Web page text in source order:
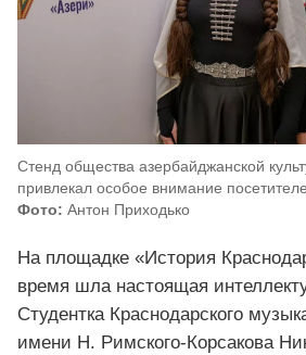
Стенд общества азербайджанской
привлекал особое внимание
Фото: Антон Приходько
На площадке «История
время шла настоящая
Студентка Краснодарского
имени Н. Римского-Корсакова